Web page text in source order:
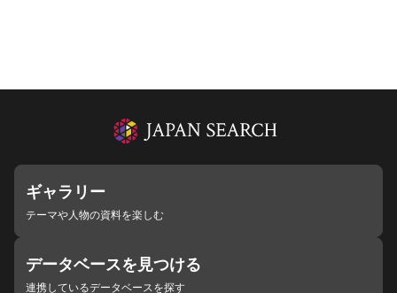
ギャラリー
テーマや人物の資料を楽しむ
データベースを見つける
連携しているデータベースを探す